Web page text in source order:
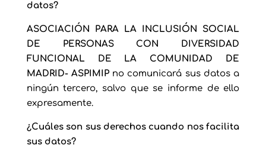
datos?
ASOCIACIÓN PARA LA INCLUSIÓN SOCIAL
DE PERSONAS CON DIVERSIDAD
FUNCIONAL DE LA COMUNIDAD DE
MADRID- ASPIMIP no comunicará sus datos a
ningún tercero, salvo que se informe de ello
expresamente.
¿Cuáles son sus derechos cuando nos facilita
sus datos?